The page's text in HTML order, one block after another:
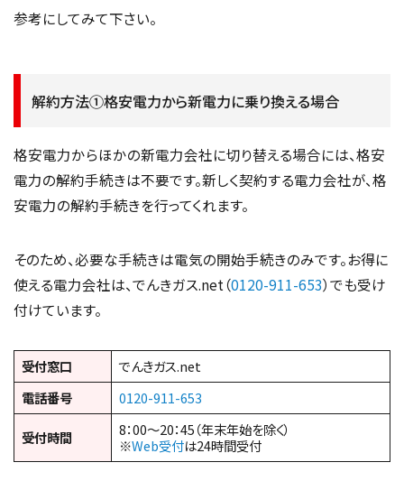
参考にしてみて下さい。
解約方法①格安電力から新電力に乗り換える場合
格安電力からほかの新電力会社に切り替える場合には、格安
電力の解約手続きは不要です。新しく契約する電力会社が、格
安電力の解約手続きを行ってくれます。
そのため、必要な手続きは電気の開始手続きのみです。お得に
使える電力会社は、でんきガス.net（0120-911-653）でも受け
付けています。
受付窓口
でんきガス.net
電話番号
0120-911-653
受付時間
8：00～20：45（年末年始を除く）
※Web受付は24時間受付